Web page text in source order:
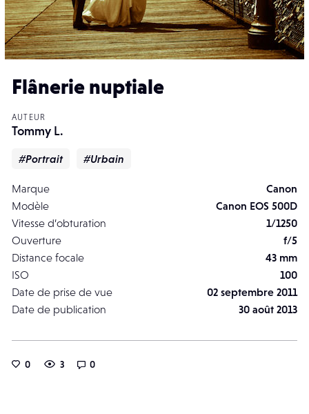
Flânerie nuptiale
AUTEUR
Tommy L.
#Portrait #Urbain
Marque
Canon
Modèle
Canon EOS 500D
Vitesse d’obturation
1/1250
Ouverture
f/5
Distance focale
43 mm
ISO
100
Date de prise de vue
02 septembre 2011
Date de publication
30 août 2013
0 3 0